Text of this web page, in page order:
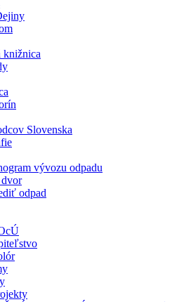
knižnica
Slovenska
vývozu odpadu
odpad